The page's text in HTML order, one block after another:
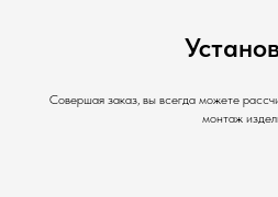
Совершая заказ, вы всегда можете
монтаж